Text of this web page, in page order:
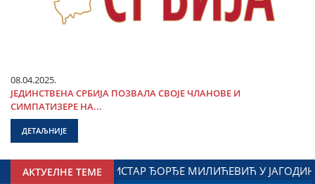
08.04.2025.
ЈЕДИНСТВЕНА СРБИЈА ПОЗВАЛА СВОЈЕ ЧЛАНОВЕ И
СИМПАТИЗЕРЕ НА...
ДЕТАЉНИЈЕ
АКТУЕЛНЕ ТЕМЕ
ЈАГОДИНЕ И МИНИСТАРСТВА ЗАДУЖЕНОГ ЗА